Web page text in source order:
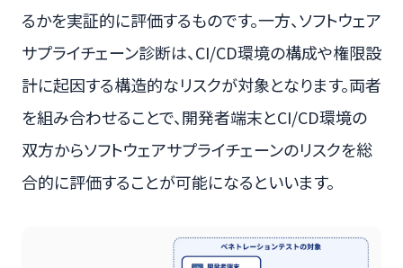
るかを実証的に評価するものです。一方、ソフトウェア
サプライチェーン診断は、CI/CD環境の構成や権限設
計に起因する構造的なリスクが対象となります。両者
を組み合わせることで、開発者端末とCI/CD環境の
双方からソフトウェアサプライチェーンのリスクを総
合的に評価することが可能になるといいます。